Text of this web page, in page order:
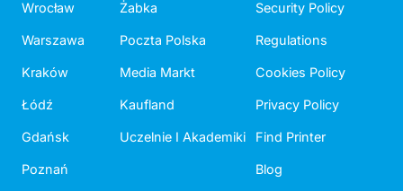
Wrocław
Warszawa
Kraków
Łódź
Gdańsk
Poznań
Żabka
Poczta Polska
Media Markt
Kaufland
Uczelnie I Akademiki
Security Policy
Regulations
Cookies Policy
Privacy Policy
Find Printer
Blog